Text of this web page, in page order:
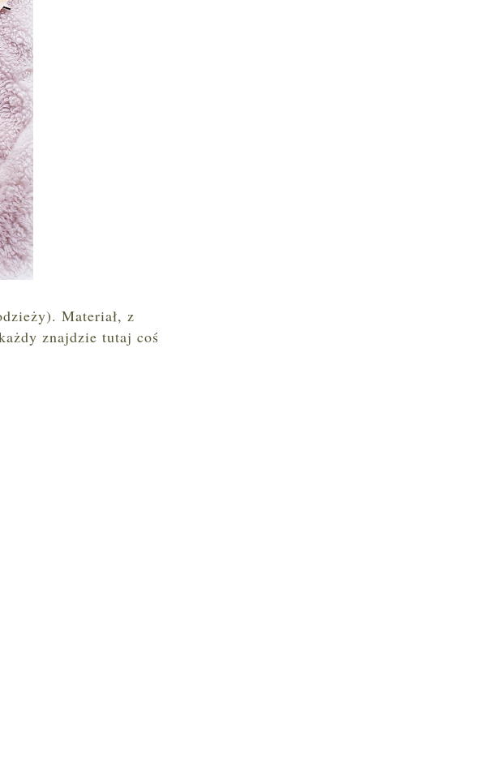
Materiał, z
znajdzie tutaj coś